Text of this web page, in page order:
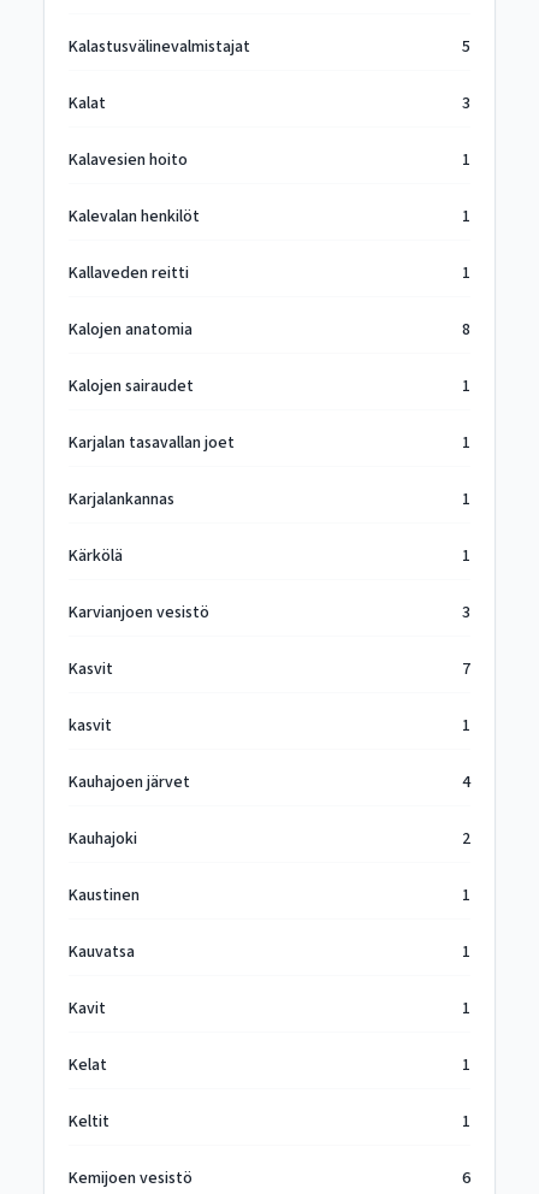
Kalastusvälinevalmistajat 5
Kalat 3
Kalavesien hoito 1
Kalevalan henkilöt 1
Kallaveden reitti 1
Kalojen anatomia 8
Kalojen sairaudet 1
Karjalan tasavallan joet 1
Karjalankannas 1
Kärkölä 1
Karvianjoen vesistö 3
Kasvit 7
kasvit 1
Kauhajoen järvet 4
Kauhajoki 2
Kaustinen 1
Kauvatsa 1
Kavit 1
Kelat 1
Keltit 1
Kemijoen vesistö 6